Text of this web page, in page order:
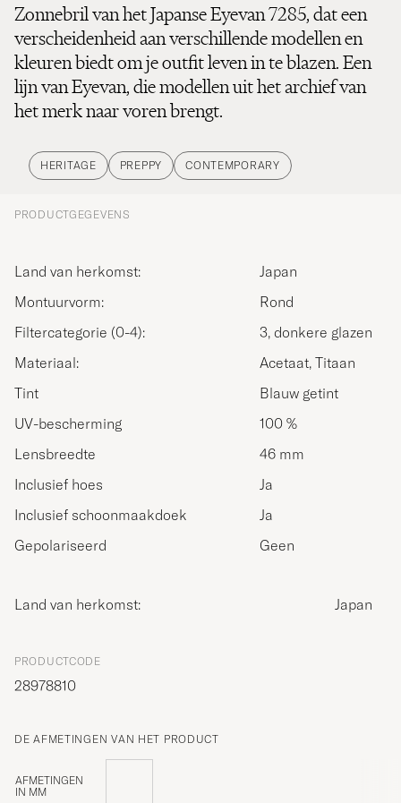
Zonnebril van het Japanse Eyevan 7285, dat een
verscheidenheid aan verschillende modellen en
kleuren biedt om je outfit leven in te blazen. Een
lijn van Eyevan, die modellen uit het archief van
het merk naar voren brengt.
HERITAGE PREPPY CONTEMPORARY
PRODUCTGEGEVENS
Land van herkomst:
Japan
Montuurvorm:
Rond
Filtercategorie (0-4):
3, donkere glazen
Materiaal:
Acetaat, Titaan
Tint
Blauw getint
UV-bescherming
100 %
Lensbreedte
46 mm
Inclusief hoes
Ja
Inclusief schoonmaakdoek
Ja
Gepolariseerd
Geen
Land van herkomst: Japan
PRODUCTCODE
28978810
DE AFMETINGEN VAN HET PRODUCT
AFMETINGEN
IN MM